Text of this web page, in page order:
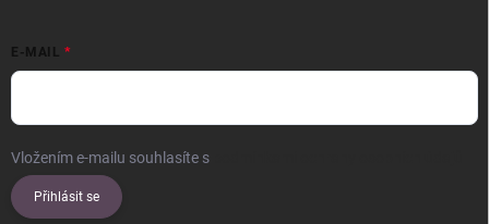
E-MAIL
Vložením e-mailu souhlasíte s
Přihlásit se